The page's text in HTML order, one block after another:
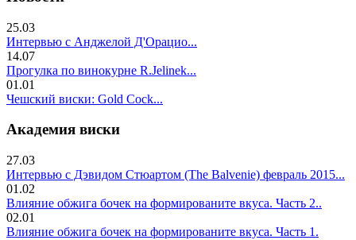
25.03
Интервью с Анджелой Д'Орацио...
14.07
Прогулка по винокурне R.Jelinek...
01.01
Чешский виски: Gold Cock...
Академия виски
27.03
Интервью с Дэвидом Стюартом (The Balvenie) февраль 2015...
01.02
Влияние обжига бочек на формированите вкуса. Часть 2..
02.01
Влияние обжига бочек на формированите вкуса. Часть 1.